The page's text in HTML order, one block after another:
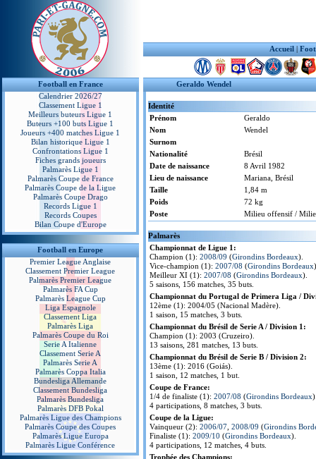
Accueil |
Football en France
Calendrier 2026/27
Classement Ligue 1
Meilleurs buteurs Ligue 1
Buteurs +100 buts Ligue 1
Joueurs +400 matches Ligue 1
Bilan historique Ligue 1
Confrontations Ligue 1
Fiches grands joueurs
Palmarès Ligue 1
Palmarès Coupe de France
Palmarès Coupe de la Ligue
Palmarès Coupe Drago
Records Ligue 1
Records Coupes
Bilan Coupe d'Europe
Football en Europe
Premier League Anglaise
Classement Premier League
Palmarès Premier League
Palmarès FA Cup
Palmarès League Cup
Liga Espagnole
Classement Liga
Palmarès Liga
Palmarès Coupe du Roi
Serie A Italienne
Classement Serie A
Palmarès Serie A
Palmarès Coppa Italia
Bundesliga Allemande
Classement Bundesliga
Palmarès Bundesliga
Palmarès DFB Pokal
Palmarès Ligue des Champions
Palmarès Coupe des Coupes
Palmarès Ligue Europa
Palmarès Ligue Conférence
Geraldo Wendel
Identité
Prénom
Geraldo
Nom
Wendel
Surnom
Nationalité
Brésil
Date de naissance
8 Avril 1982
Lieu de naissance
Mariana, Brésil
Taille
1,84 m
Poids
72 kg
Poste
Milieu offensif /
Palmarès
Championnat de Ligue 1:
Champion (1): 2008/09 (Girondins Bordeaux).
Vice-champion (1): 2007/08 (Girondins Bordeaux
Meilleur XI (1): 2007/08 (Girondins Bordeaux).
5 saisons, 156 matches, 35 buts.
Championnat du Portugal de Primera Liga /
12ème (1): 2004/05 (Nacional Madère).
1 saison, 15 matches, 3 buts.
Championnat du Brésil de Serie A / Division 1:
Champion (1): 2003 (Cruzeiro).
13 saisons, 281 matches, 13 buts.
Championnat du Brésil de Serie B / Division 2:
13ème (1): 2016 (Goiás).
1 saison, 12 matches, 1 but.
Coupe de France:
1/4 de finaliste (1): 2007/08 (Girondins Bordeaux
4 participations, 8 matches, 3 buts.
Coupe de la Ligue:
Vainqueur (2): 2006/07 2008/09 (Girondins
Finaliste (1): 2009/10 (Girondins Bordeaux).
4 participations, 12 matches, 4 buts.
Trophée des Champions: